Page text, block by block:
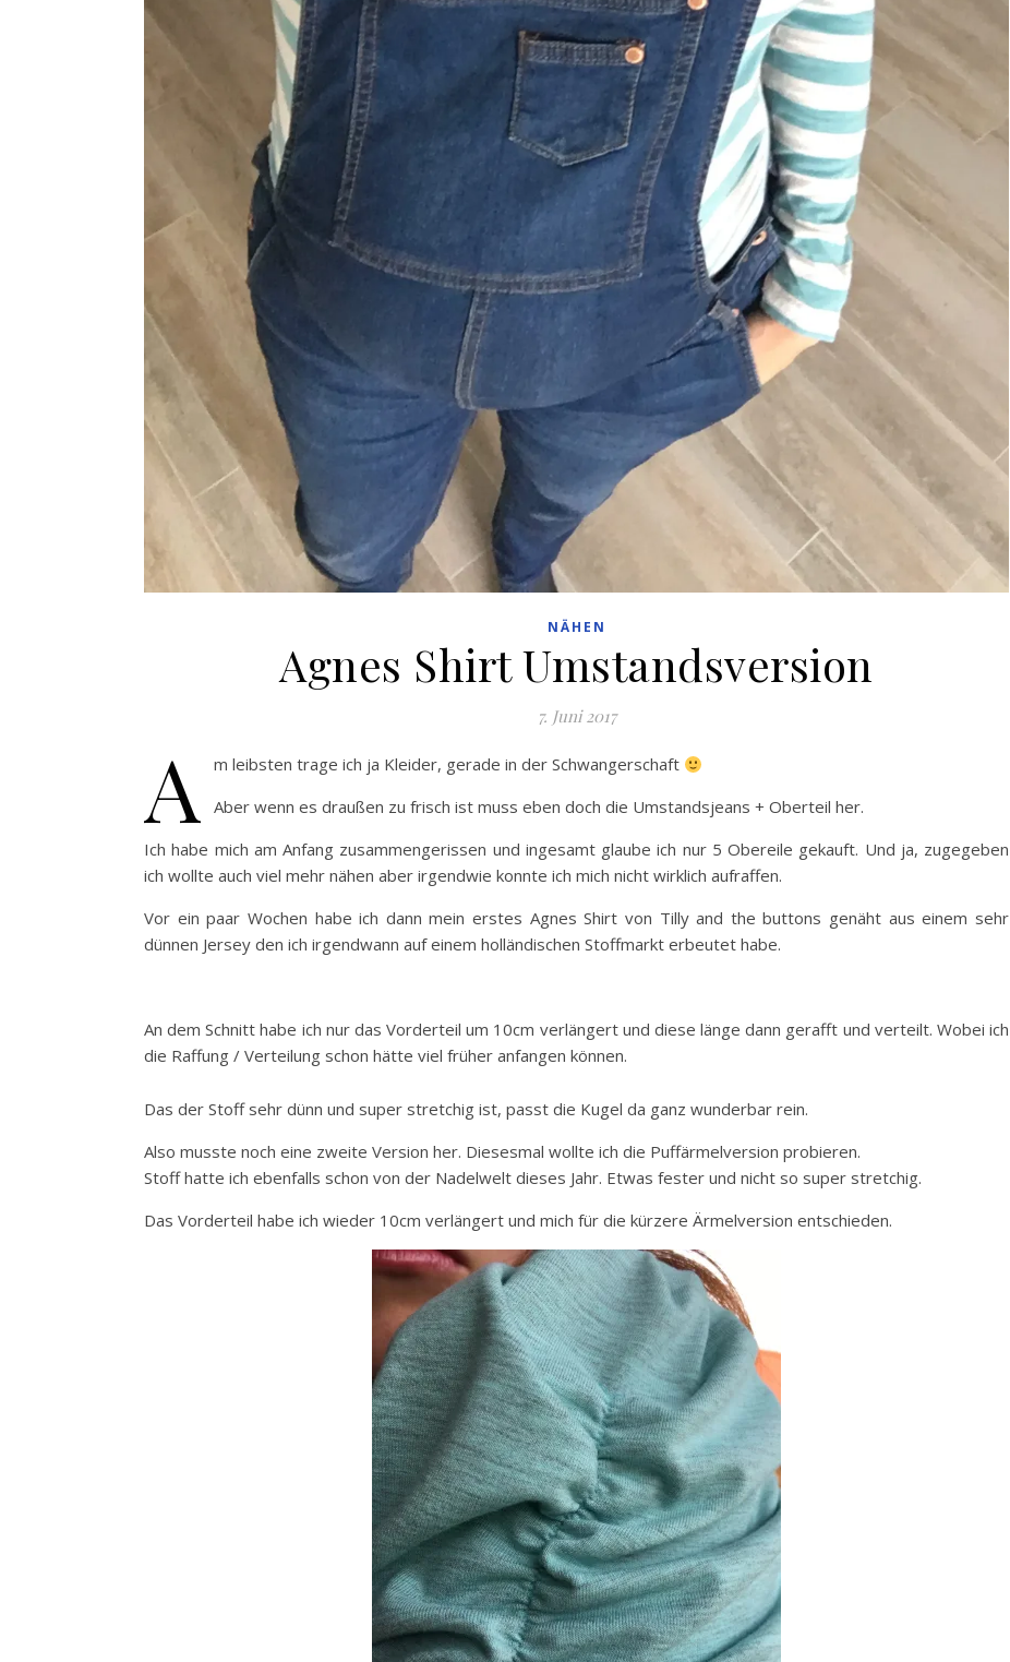
NÄHEN
Agnes Shirt Umstandsversion
7. Juni 2017
A
m leibsten trage ich ja Kleider, gerade in der Schwangerschaft
Aber wenn es draußen zu frisch ist muss eben doch die Umstandsjeans + Oberteil her.
Ich habe mich am Anfang zusammengerissen und ingesamt glaube ich nur 5 Obereile gekauft. Und ja, zugegeben
ich wollte auch viel mehr nähen aber irgendwie konnte ich mich nicht wirklich aufraffen.
Vor ein paar Wochen habe ich dann mein erstes Agnes Shirt von Tilly and the buttons genäht aus einem sehr
dünnen Jersey den ich irgendwann auf einem holländischen Stoffmarkt erbeutet habe.
An dem Schnitt habe ich nur das Vorderteil um 10cm verlängert und diese länge dann gerafft und verteilt. Wobei ich
die Raffung / Verteilung schon hätte viel früher anfangen können.
Das der Stoff sehr dünn und super stretchig ist, passt die Kugel da ganz wunderbar rein.
Also musste noch eine zweite Version her. Diesesmal wollte ich die Puffärmelversion probieren.
Stoff hatte ich ebenfalls schon von der Nadelwelt dieses Jahr. Etwas fester und nicht so super stretchig.
Das Vorderteil habe ich wieder 10cm verlängert und mich für die kürzere Ärmelversion entschieden.